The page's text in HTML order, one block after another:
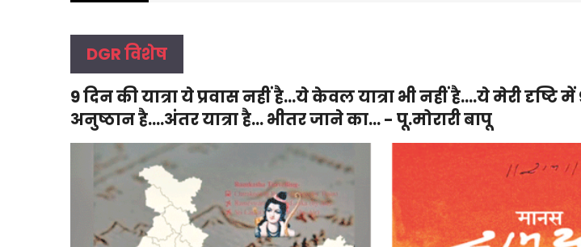
DGR विशेष
9 दिन की यात्रा ये प्रवास नहीं है...ये केवल यात्रा भी नहीं है....ये मेरी दृष्टि
अनुष्ठान है....अंतर यात्रा है... भीतर जाने का... - पू.मोरारी बापू